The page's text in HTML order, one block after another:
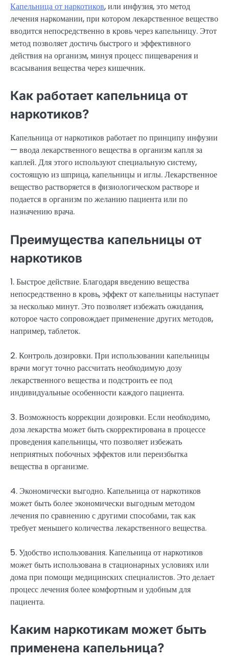
Капельница от наркотиков, или инфузия, это метод
лечения наркомании, при котором лекарственное вещество
вводится непосредственно в кровь через капельницу. Этот
метод позволяет достичь быстрого и эффективного
действия на организм, минуя процесс пищеварения и
всасывания вещества через кишечник.
Как работает капельница от
наркотиков?
Капельница от наркотиков работает по принципу инфузии
— ввода лекарственного вещества в организм капля за
каплей. Для этого используют специальную систему,
состоящую из шприца, капельницы и иглы. Лекарственное
вещество растворяется в физиологическом растворе и
подается в организм по желанию пациента или по
назначению врача.
Преимущества капельницы от
наркотиков
1. Быстрое действие. Благодаря введению вещества
непосредственно в кровь, эффект от капельницы наступает
за несколько минут. Это позволяет избежать ожидания,
которое часто сопровождает применение других методов,
например, таблеток.
2. Контроль дозировки. При использовании капельницы
врачи могут точно рассчитать необходимую дозу
лекарственного вещества и подстроить ее под
индивидуальные особенности каждого пациента.
3. Возможность коррекции дозировки. Если необходимо,
доза лекарства может быть скорректирована в процессе
проведения капельницы, что позволяет избежать
неприятных побочных эффектов или переизбытка
вещества в организме.
4. Экономически выгодно. Капельница от наркотиков
может быть более экономически выгодным методом
лечения по сравнению с другими способами, так как
требует меньшего количества лекарственного вещества.
5. Удобство использования. Капельница от наркотиков
может быть использована в стационарных условиях или
дома при помощи медицинских специалистов. Это делает
процесс лечения более комфортным и удобным для
пациента.
Каким наркотикам может быть
применена капельница?